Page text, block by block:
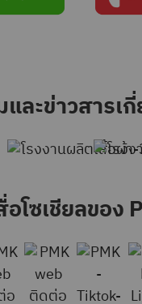
ละข่าวสารเ
อโซเชียลของ